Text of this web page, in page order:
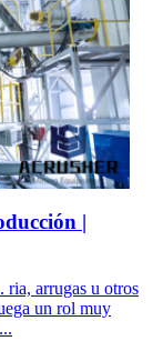
|
ria, arrugas u otros
un rol muy